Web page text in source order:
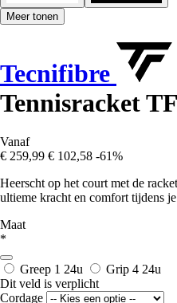
Meer tonen
Tecnifibre
Tennisracket
Vanaf
€ 259,99 € 102,58 -61%
Heerscht op het court met de
ultieme kracht en comfort tijdens
Maat
*
Greep 1 24u Grip 4 24u
Dit veld is verplicht
Cordage